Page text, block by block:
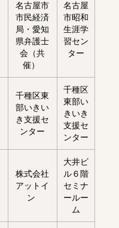
名古屋市
市民経済
局・愛知
県弁護士
会（共
催）
名古屋
市昭和
生涯学
習セン
ター
千種区東
部いきい
き支援セ
ンター
千種区
東部い
きいき
支援セ
ンター
株式会社
アットイ
ン
大井ビ
ル６階
セミナ
ールー
ム